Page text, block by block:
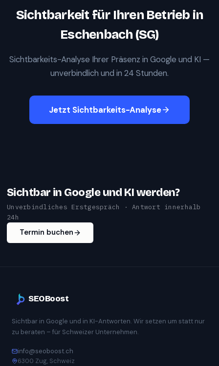
Sichtbarkeit für Ihren Betrieb in
Eschenbach (SG)
Sichtbarkeits-Analyse Ihrer Präsenz in Google und KI —
unverbindlich und in 24 Stunden.
Jetzt Sichtbarkeits-Analyse
Sichtbar in Google und KI werden?
Unverbindliches Erstgespräch · Antwort innerhalb
24h
Termin buchen
SEOBoost
Sichtbar in Google und in KI-Antworten. Wir setzen um statt nur
zu beraten – für Schweizer Unternehmen.
info@seoboost.ch
6300 Zug, Schweiz